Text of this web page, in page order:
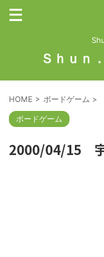
Ｓｈｕｎ
HOME > ボードゲーム >
ボードゲーム
2000/04/15 宇